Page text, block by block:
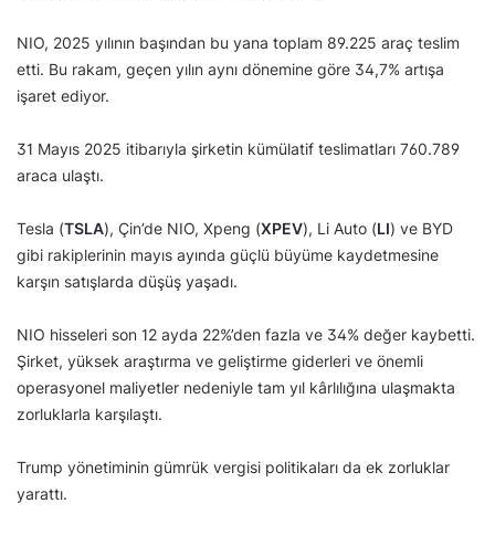
NIO, 2025 yılının başından bu yana toplam 89.225 araç teslim
etti. Bu rakam, geçen yılın aynı dönemine göre 34,7% artışa
işaret ediyor.
31 Mayıs 2025 itibarıyla şirketin kümülatif teslimatları 760.789
araca ulaştı.
Tesla (TSLA), Çin’de NIO, Xpeng (XPEV), Li Auto (LI) ve BYD
gibi rakiplerinin mayıs ayında güçlü büyüme kaydetmesine
karşın satışlarda düşüş yaşadı.
NIO hisseleri son 12 ayda 22%’den fazla ve 34% değer kaybetti.
Şirket, yüksek araştırma ve geliştirme giderleri ve önemli
operasyonel maliyetler nedeniyle tam yıl kârlılığına ulaşmakta
zorluklarla karşılaştı.
Trump yönetiminin gümrük vergisi politikaları da ek zorluklar
yarattı.